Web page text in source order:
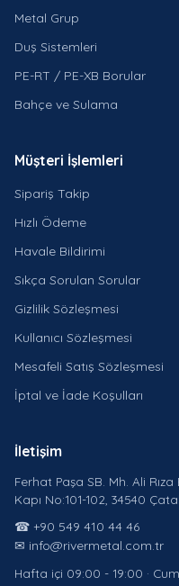
Metal Grup
Duş Sistemleri
PE-RT / PE-XB Borular
Bahçe ve Sulama
Müşteri İşlemleri
Sipariş Takip
Hızlı Ödeme
Havale Bildirimi
Sıkça Sorulan Sorular
Gizlilik Sözleşmesi
Kullanıcı Sözleşmesi
Mesafeli Satış Sözleşmesi
İptal ve İade Koşulları
İletişim
Ferhat Paşa SB. Mh. Ali
Kapı No:101-102, 34540
☎ +90 549 410 44 46
✉ info@rivermetal.com.tr
Hafta içi 09:00 - 19:00 ·